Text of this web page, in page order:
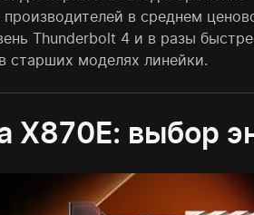
в среднем
Thunderbolt 4 и в разы
старших моделях линейки.
X870E: выбор